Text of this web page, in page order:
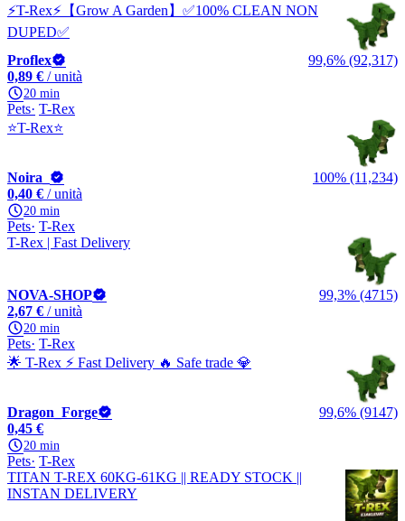
⚡T-Rex⚡【Grow A Garden】✅100% CLEAN NON
DUPED✅
Proflex
99,6% (92,317)
0,89 € / unità
20 min
Pets T-Rex
⭐T-Rex⭐
Noira_
100% (11,234)
0,40 € / unità
20 min
Pets T-Rex
T-Rex | Fast Delivery
NOVA-SHOP
99,3% (4715)
2,67 € / unità
20 min
Pets T-Rex
🌟 T-Rex ⚡ Fast Delivery 🔥 Safe trade 💎
Dragon_Forge
99,6% (9147)
0,45 €
20 min
Pets T-Rex
TITAN T-REX 60KG-61KG || READY STOCK ||
INSTAN DELIVERY